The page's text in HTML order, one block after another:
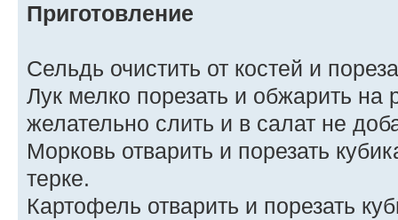
Приготовление
Сельдь очистить от костей и
Лук мелко порезать и обжарить
желательно слить и в салат не
Морковь отварить и порезать
терке.
Картофель отварить и порезать